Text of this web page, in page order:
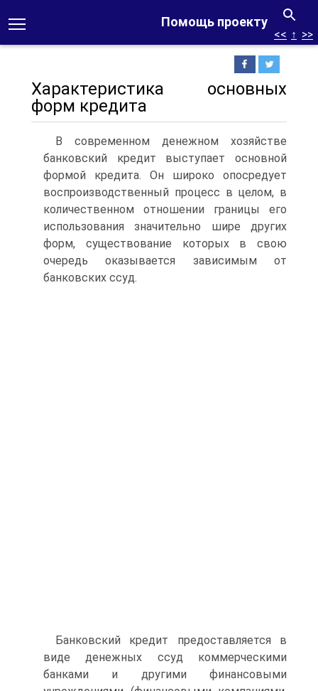
Помощь проекту
<< ↑ >>
Характеристика основных
форм кредита
В современном денежном хозяйстве
банковский кредит выступает основной
формой кредита. Он широко опосредует
воспроизводственный процесс в целом, в
количественном отношении границы его
использования значительно шире других
форм, существование которых в свою
очередь оказывается зависимым от
банковских ссуд.
Банковский кредит предоставляется в
виде денежных ссуд коммерческими
банками и другими финансовыми